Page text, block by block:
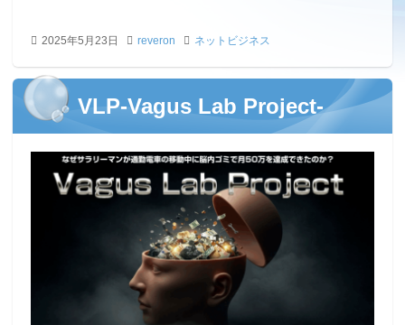
2025年5月23日 reveron ネットビジネス
VLP-Vagus Lab Project-